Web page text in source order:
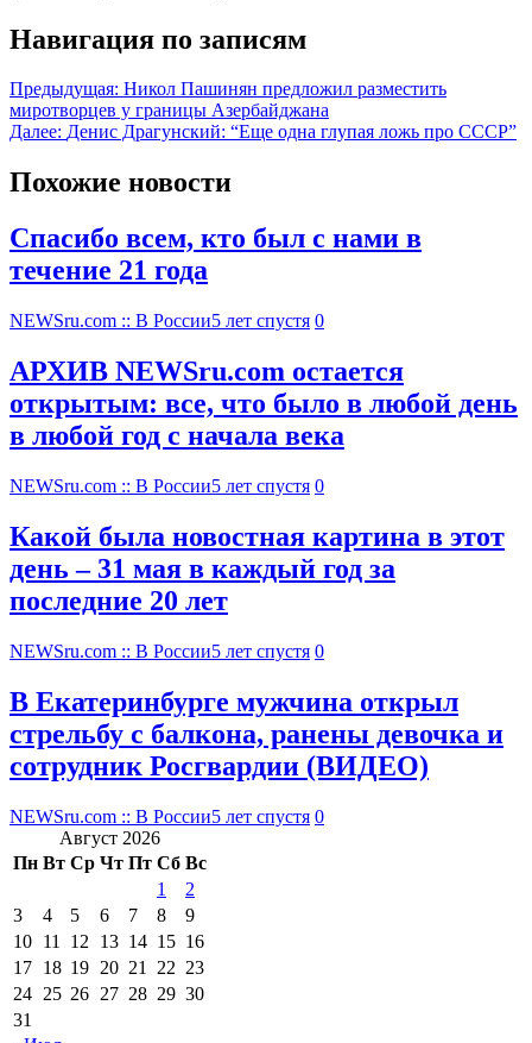
Навигация по записям
Предыдущая: Никол Пашинян предложил разместить
миротворцев у границы Азербайджана
Далее: Денис Драгунский: “Еще одна глупая ложь про СССР”
Похожие новости
Спасибо всем, кто был с нами в
течение 21 года
NEWSru.com :: В России5 лет спустя 0
АРХИВ NEWSru.com остается
открытым: все, что было в любой день
в любой год с начала века
NEWSru.com :: В России5 лет спустя 0
Какой была новостная картина в этот
день – 31 мая в каждый год за
последние 20 лет
NEWSru.com :: В России5 лет спустя 0
В Екатеринбурге мужчина открыл
стрельбу с балкона, ранены девочка и
сотрудник Росгвардии (ВИДЕО)
NEWSru.com :: В России5 лет спустя 0
Август 2026
Пн Вт Ср Чт Пт Сб Вс
1
2
3
4 5 6 7 8
9
10 11 12 13 14 15 16
17 18 19 20 21 22 23
24 25 26 27 28 29 30
31